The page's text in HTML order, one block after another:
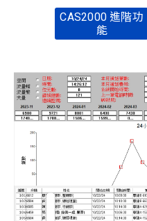
CAS2000 進階功
能